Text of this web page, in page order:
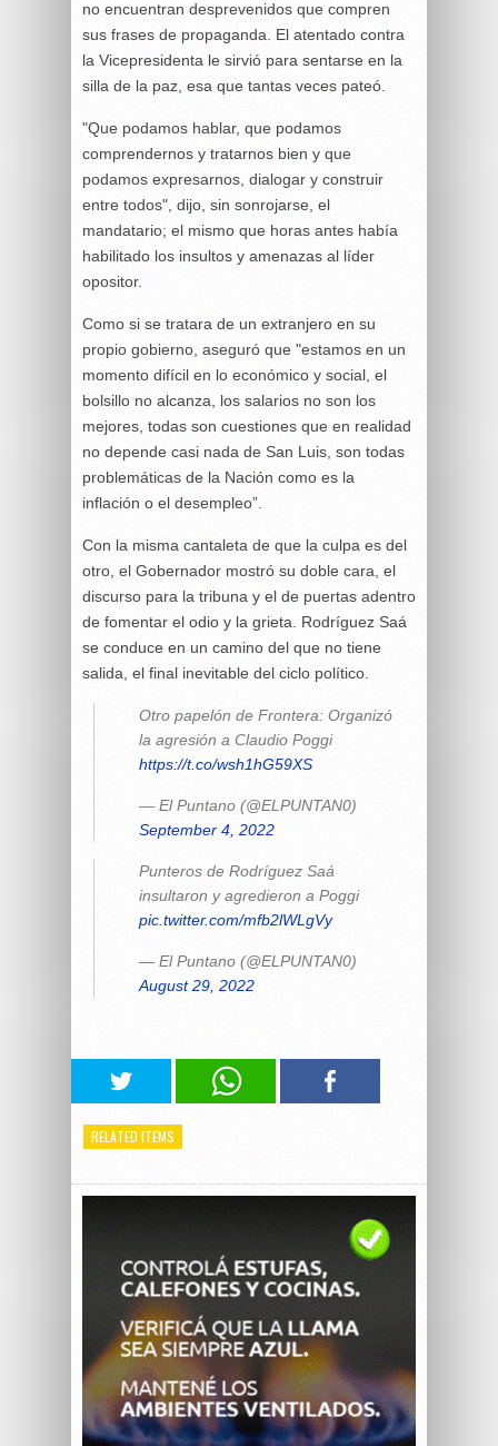
no encuentran desprevenidos que compren
sus frases de propaganda. El atentado contra
la Vicepresidenta le sirvió para sentarse en la
silla de la paz, esa que tantas veces pateó.
"Que podamos hablar, que podamos
comprendernos y tratarnos bien y que
podamos expresarnos, dialogar y construir
entre todos", dijo, sin sonrojarse, el
mandatario; el mismo que horas antes había
habilitado los insultos y amenazas al líder
opositor.
Como si se tratara de un extranjero en su
propio gobierno, aseguró que "estamos en un
momento difícil en lo económico y social, el
bolsillo no alcanza, los salarios no son los
mejores, todas son cuestiones que en realidad
no depende casi nada de San Luis, son todas
problemáticas de la Nación como es la
inflación o el desempleo”.
Con la misma cantaleta de que la culpa es del
otro, el Gobernador mostró su doble cara, el
discurso para la tribuna y el de puertas adentro
de fomentar el odio y la grieta. Rodríguez Saá
se conduce en un camino del que no tiene
salida, el final inevitable del ciclo político.
Otro papelón de Frontera: Organizó
la agresión a Claudio Poggi
https://t.co/wsh1hG59XS
— El Puntano (@ELPUNTAN0)
September 4, 2022
Punteros de Rodríguez Saá
insultaron y agredieron a Poggi
pic.twitter.com/mfb2lWLgVy
— El Puntano (@ELPUNTAN0)
August 29, 2022
RELATED ITEMS